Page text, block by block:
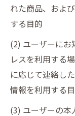
れた商品、およ
する目的
(2) ユーザーにお
レスを利用する
に応じて連絡し
情報を利用する
(3) ユーザーの本